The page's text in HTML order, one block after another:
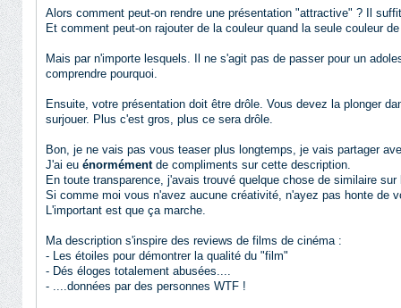
Alors comment peut-on rendre une présentation "attractive" ? Il
Et comment peut-on rajouter de la couleur quand la seule couleur
Mais par n'importe lesquels. Il ne s'agit pas de passer pour un
comprendre pourquoi.
Ensuite, votre présentation doit être drôle. Vous devez la plonger
surjouer. Plus c'est gros, plus ce sera drôle.
Bon, je ne vais pas vous teaser plus longtemps, je vais partager
J'ai eu énormémentde compliments sur cette description.
En toute transparence, j'avais trouvé quelque chose de similaire
Si comme moi vous n'avez aucune créativité, n'ayez pas honte de
L'important est que ça marche.
Ma description s'inspire des reviews de films de cinéma :
- Les étoiles pour démontrer la qualité du "film"
- Dés éloges totalement abusées....
- ....données par des personnes WTF !